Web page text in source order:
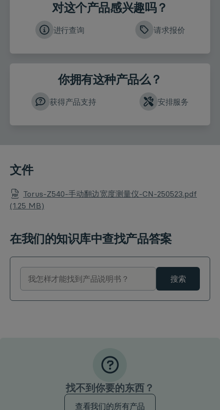
对这个产品感兴趣吗？
进行查询 请求报价
你拥有这种产品么？
获得产品支持 安排服务
文件
Torus-Z540-手动翻边宽度测量仪-CN-250523.pdf
(1.25 MB)
在我们的知识库中查找产品答案
搜索
找不到你要的东西？
查看我们的所有产品